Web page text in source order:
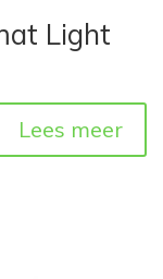
Light
Lees meer